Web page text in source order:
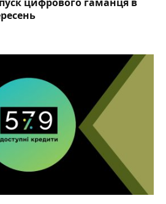
цифрового гаманця в